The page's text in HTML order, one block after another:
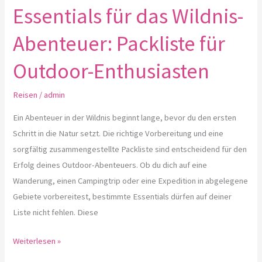
Essentials für das Wildnis-
Abenteuer: Packliste für
Outdoor-Enthusiasten
Reisen /admin
Ein Abenteuer in der Wildnis beginnt lange, bevor du den ersten
Schritt in die Natur setzt. Die richtige Vorbereitung und eine
sorgfältig zusammengestellte Packliste sind entscheidend für den
Erfolg deines Outdoor-Abenteuers. Ob du dich auf eine
Wanderung, einen Campingtrip oder eine Expedition in abgelegene
Gebiete vorbereitest, bestimmte Essentials dürfen auf deiner
Liste nicht fehlen. Diese
Weiterlesen »